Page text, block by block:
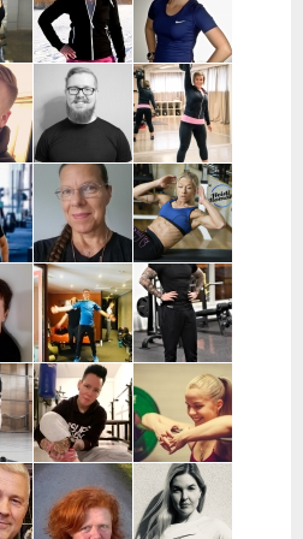
Helsinki
Mari Koponen |
Pääkaupunkiseutu
Lotta
Ahteneva |
Järvenpää ja
lähiseutu
|
Antti
Kjellman |
Oulu
Jenni
Siponen |
Lohja
|
Eeva Beckford
| Espoo ja
Leppävaara
Heidi Ilomäki
| Sastamala
Kari Timonen
| Lohja
Arttu Kurkela
| Pohjois-
Pohjanmaa
|
Heli Toro |
Riihimäki,
Hyvinkää,
Hausjärvi,
Tanja Juntunen |
Päijät-Häme ja
Pääkaupunkiseutu